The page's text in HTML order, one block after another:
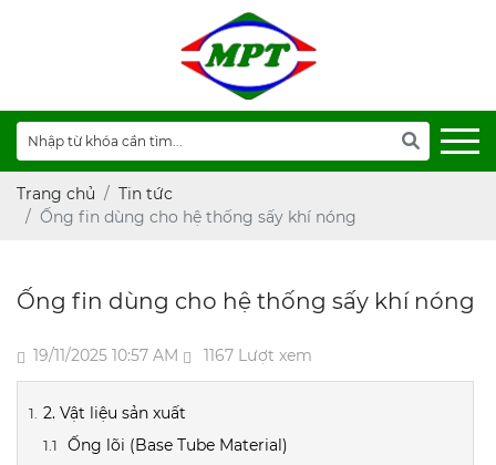
Trang chủ
Tin tức
Ống fin dùng cho hệ thống sấy khí nóng
Ống fin dùng cho hệ thống sấy khí nóng
19/11/2025 10:57 AM 1167 Lượt xem
2. Vật liệu sản xuất
Ống lõi (Base Tube Material)